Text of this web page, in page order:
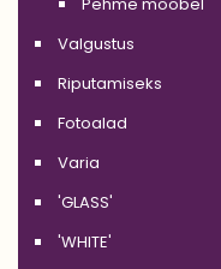
Valgustus
Riputamiseks
Fotoalad
Varia
'GLASS'
'WHITE'